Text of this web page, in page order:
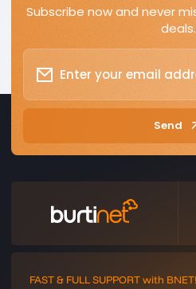
Subscribe now and never
deals.
Send
FAST & FULL SUPPORT with BNET!